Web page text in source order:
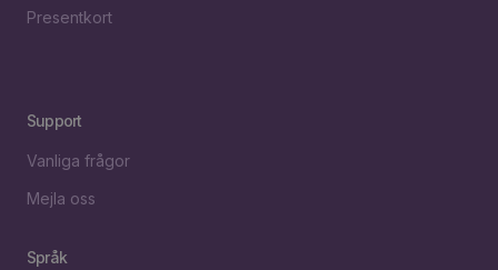
Presentkort
Support
Vanliga frågor
Mejla oss
Språk